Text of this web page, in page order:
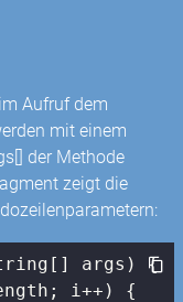
Aufruf dem
mit einem
der Methode
zeigt die
args)
{
i++) {